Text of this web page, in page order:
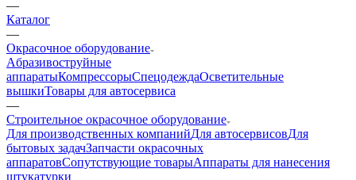
—
Каталог
—
Окрасочное оборудование
Aбразивоструйные
аппаратыКомпрессорыСпецодеждаОсветительные
вышкиТовары для автосервиса
—
Строительное окрасочное оборудование
Для производственных компанийДля автосервисовДля
бытовых задачЗапчасти окрасочных
аппаратовСопутствующие товарыАппараты для нанесения
штукатурки